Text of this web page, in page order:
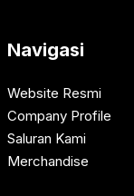
Navigasi
Website Resmi
Company Profile
Saluran Kami
Merchandise